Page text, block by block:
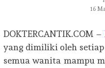
16
DOKTERCANTIK.COM –
yang dimiliki oleh
semua wanita mampu